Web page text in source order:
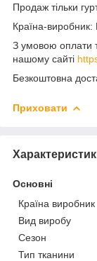
Продаж тільки
Країна-виробник:
З умовою оплати
нашому сайті
Безкоштовна
Приховати
Основні
Країна виробник
Вид виробу
Сезон
Тип тканини